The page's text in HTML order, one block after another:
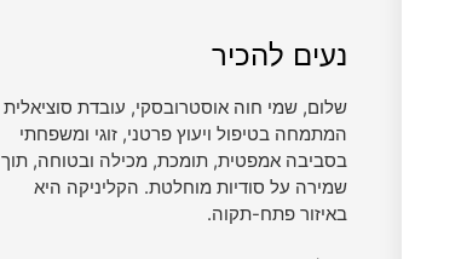
נעים להכיר
שלום, שמי חוה אוסטרובסקי, עובדת סוציאלית
המתמחה בטיפול ויעוץ פרטני, זוגי ומשפחתי
בסביבה אמפטית, תומכת, מכילה ובטוחה, תוך
שמירה על סודיות מוחלטת. הקליניקה היא
באיזור פתח-תקוה.